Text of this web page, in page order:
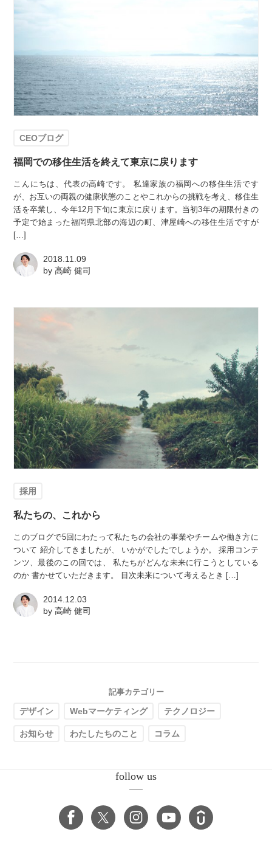
CEOブログ
福岡での移住生活を終えて東京に戻ります
こんにちは、代表の高崎です。 私達家族の福岡への移住生活です
が、お互いの両親の健康状態のことやこれからの挑戦を考え、移住生
活を卒業し、今年12月下旬に東京に戻ります。当初3年の期限付きの
予定で始まった福岡県北部の海辺の町、津屋崎への移住生活ですが
[…]
2018.11.09
by高崎 健司
採用
私たちの、これから
このブログで5回にわたって私たちの会社の事業やチームや働き方に
ついて 紹介してきましたが、 いかがでしたでしょうか。 採用コンテ
ンツ、最後のこの回では、 私たちがどんな未来に行こうとしている
のか 書かせていただきます。 目次未来について考えるとき […]
2014.12.03
by高崎 健司
記事カテゴリー
デザイン Webマーケティング テクノロジー
お知らせ わたしたちのこと コラム
follow us